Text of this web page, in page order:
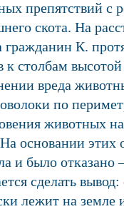
препятствий с
скота. На
гражданин К.
к столбам
вреда
по
животных
основании этих
и было отказано
сделать вывод:
лежит на земле